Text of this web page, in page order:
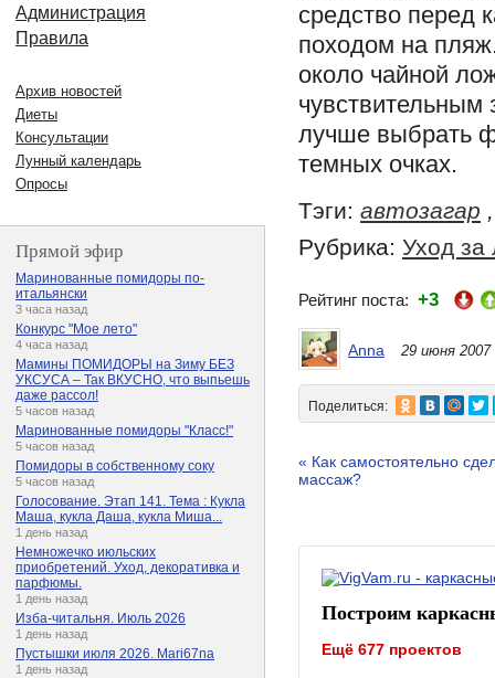
средство перед
походом на
около чайной
лучше выбрать
темных очках.
Тэги: автозагар
Рубрика: Уход за
Рейтинг поста: +3
Anna 29 июня 2007
Поделиться:
« Как самостоятельно
массаж?
Построим
Ещё 677 проектов
Администрация
Правила
Архив новостей
Диеты
Консультации
Лунный календарь
Опросы
Прямой эфир
Маринованные помидоры по-
итальянски
3 часа назад
Конкурс "Мое лето"
4 часа назад
Мамины ПОМИДОРЫ на Зиму БЕЗ
УКСУСА – Так ВКУСНО, что выпьешь
даже рассол!
5 часов назад
Маринованные помидоры "Класс!"
5 часов назад
Помидоры в собственному соку
5 часов назад
Голосование. Этап 141. Тема : Кукла
Маша, кукла Даша, кукла Миша...
1 день назад
Немножечко июльских
приобретений. Уход, декоративка и
парфюмы.
1 день назад
Изба-читальня. Июль 2026
1 день назад
Пустышки июля 2026. Mari67na
1 день назад